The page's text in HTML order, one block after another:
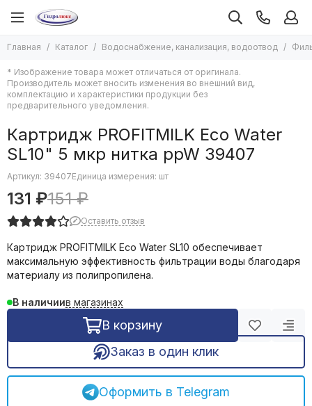
Водоснабжение, канализация, водоотвод
Водонагреватели
Насосы
Автоматика систем водоснабжения
Системы защиты от протечек
Средства монтажа водоснабжения
Кабель греющий в водопровод
Канализация и водоотведение
Гибкие подводки
Смесители воды
Гидропневмобаки
Люки сантехнические
Системы полива
Фильтрация воды
Фильтрация воды
Стационарные питьевые фильтры
Магистральные фильтры
Фильтр-кувшин
Емкости, баки
Главная Каталог Водоснабжение, канализация, водоотвод
* Изображение товара может отличаться от оригинала.
Производитель может вносить изменения во внешний вид,
комплектацию и характеристики продукции без
предварительного уведомления.
Картридж PROFITMILK Eco Water
SL10" 5 мкр нитка ppW 39407
Артикул: 39407Единица измерения: шт
131 ₽151 ₽
Оставить отзыв
Картридж PROFITMILK Eco Water SL10 обеспечивает
максимальную эффективность фильтрации воды благодаря
материалу из полипропилена.
В наличии в магазинах
В корзину
Оформить в Telegram
Заказ в один клик